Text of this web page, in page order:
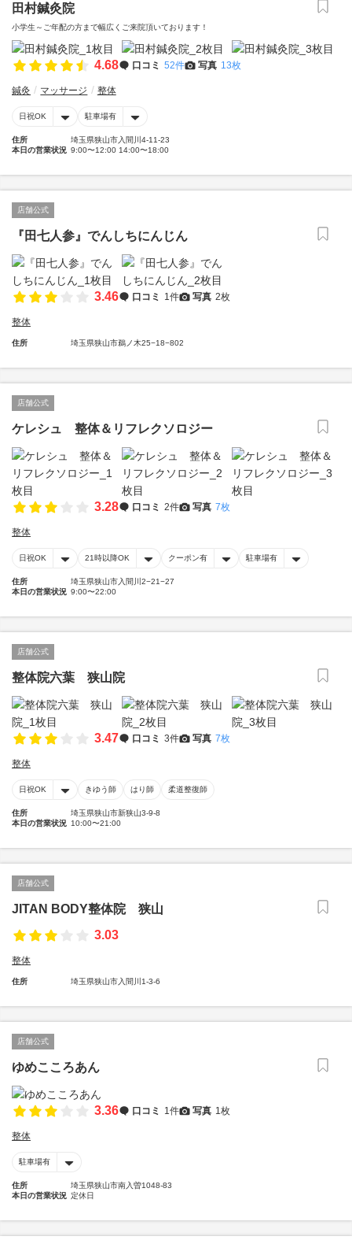
田村鍼灸院
小学生～ご年配の方まで幅広くご来院頂いております！
4.68 口コミ 52件 写真 13枚
鍼灸 マッサージ 整体
日祝OK 駐車場有
住所
埼玉県狭山市入間川4-11-23
本日の営業状況 9:00〜12:00 14:00〜18:00
店舗公式
『田七人参』でんしちにんじん
3.46 口コミ 1件 写真 2枚
整体
住所 埼玉県狭山市鵜ノ木25−18−802
店舗公式
ケレシュ 整体＆リフレクソロジー
3.28 口コミ 2件 写真 7枚
整体
日祝OK 21時以降OK クーポン有 駐車場有
住所
埼玉県狭山市入間川2−21−27
本日の営業状況 9:00〜22:00
店舗公式
整体院六葉 狭山院
3.47 口コミ 3件 写真 7枚
整体
日祝OK きゆう師 はり師 柔道整復師
住所
埼玉県狭山市新狭山3-9-8
本日の営業状況 10:00〜21:00
店舗公式
JITAN BODY整体院 狭山
3.03
整体
住所 埼玉県狭山市入間川1-3-6
店舗公式
ゆめこころあん
3.36 口コミ 1件 写真 1枚
整体
駐車場有
住所
埼玉県狭山市南入曽1048-83
本日の営業状況 定休日